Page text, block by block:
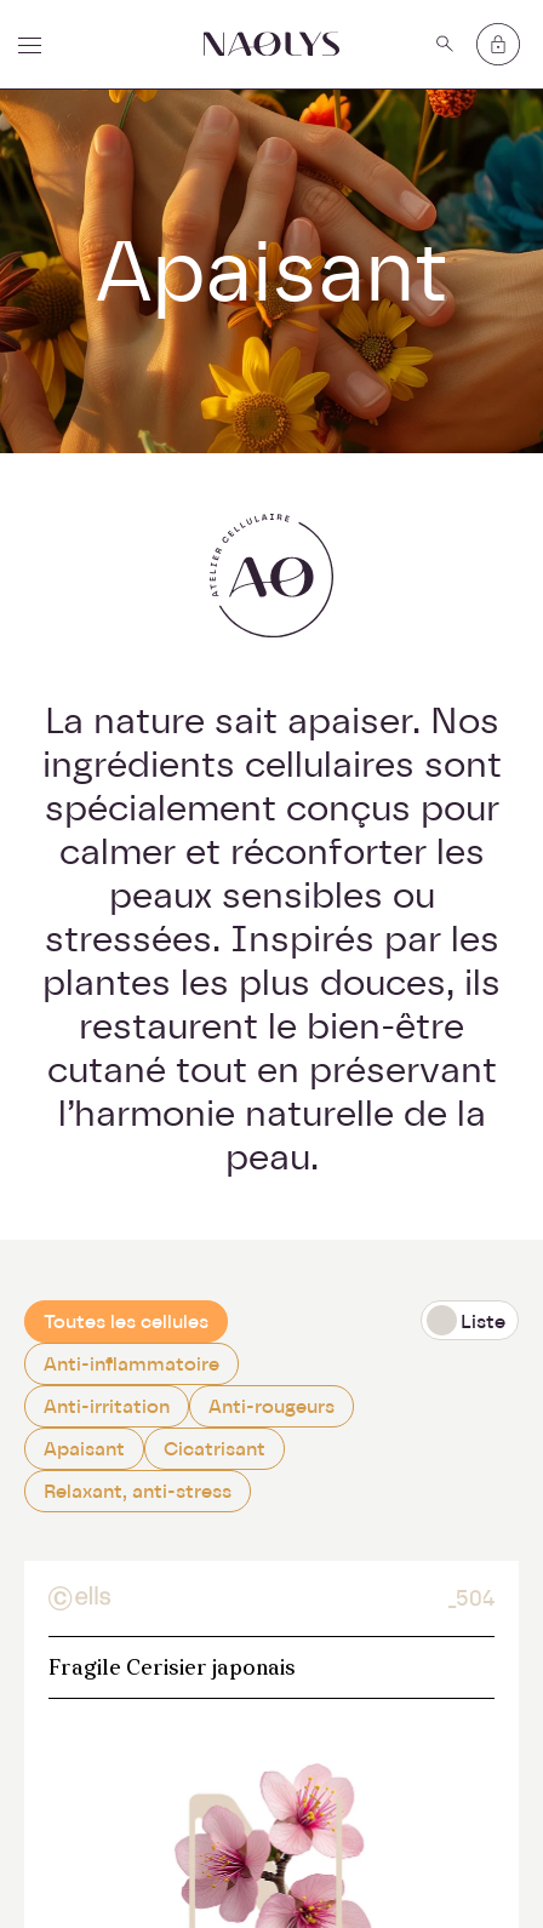
Apaisant
La nature sait apaiser. Nos
ingrédients cellulaires sont
spécialement conçus pour
calmer et réconforter les
peaux sensibles ou
stressées. Inspirés par les
plantes les plus douces, ils
restaurent le bien-être
cutané tout en préservant
l’harmonie naturelle de la
peau.
Toutes les cellules
Anti-inflammatoire
Anti-irritation
Anti-rougeurs
Apaisant
Cicatrisant
Relaxant, anti-stress
Liste
_504
Fragile Cerisier japonais